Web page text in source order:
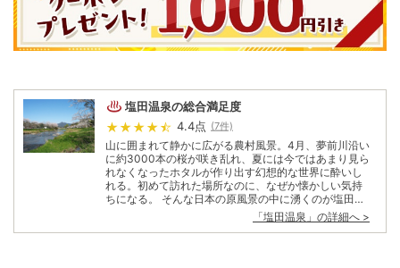
塩田温泉の総合満足度
4.4点 (7件)
山に囲まれて静かに広がる農村風景。4月、夢前川沿い
に約3000本の桜が咲き乱れ、夏には今ではあまり見ら
れなくなったホタルが作り出す幻想的な世界に酔いし
れる。初めて訪れた場所なのに、なぜか懐かしい気持
ちになる。 そんな日本の原風景の中に湧くのが塩田温
泉だ。姫路から車で約30分。播磨地方唯一のいで湯と
して、昔から多くの人に親しまれてきた。世界文化遺
「塩田温泉 」の詳細へ >